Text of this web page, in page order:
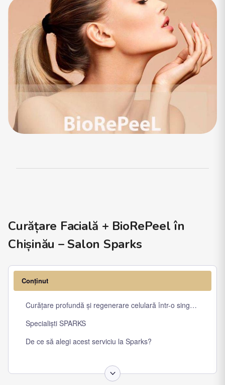
Curățare Facială + BioRePeel în
Chișinău – Salon Sparks
Conținut
Curățare profundă și regenerare celulară într-o singură ședință
Specialiști SPARKS
De ce să alegi acest serviciu la Sparks?